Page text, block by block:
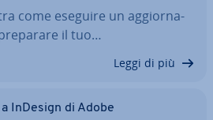
come eseguire un ag­gior­na­
il tuo…
Leggi di più
InDesign di Adobe